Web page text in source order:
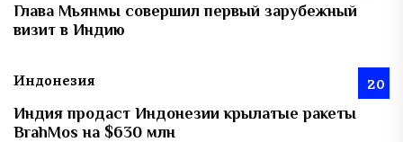
Глава Мьянмы совершил первый зарубежный
визит в Индию
Индонезия 20
Индия продаст Индонезии крылатые ракеты
BrahMos на $630 млн